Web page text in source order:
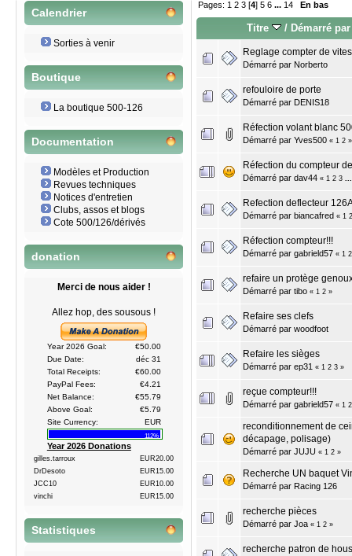
Calendrier
Sorties à venir
Boutique
La boutique 500-126
Documentation
Modèles et Production
Revues techniques
Notices d'entretien
Clubs, assos et blogs
Cote 500/126/dérivés
donation
Merci de nous aider !
Allez hop, des sousous !
Year 2026 Goal:
€50.00
Due Date:
déc 31
Total Receipts:
€60.00
PayPal Fees:
€4.21
Net Balance:
€55.79
Above Goal:
€5.79
Site Currency:
EUR
112%
Year 2026 Donations
gilles.tarroux
EUR20.00
DrDesoto
EUR15.00
JCC10
EUR10.00
vinchi
EUR15.00
Statistiques
Pages: 1 2 3 [4]5 6 ... 14 En bas
Titre / Démarré par
Reglage compter de
Démarré par Norberto
refouloire de porte
Démarré par DENIS18
Réfection volant blanc
Démarré par Yves500 « 1 2 »
Réfection du compteur
Démarré par dav44 « 1 2 3
Refection deflecteur
Démarré par biancafred « 1 2
Réfection compteur!!!
Démarré par gabrield57 « 1 2
refaire un protège
Démarré par tibo « 1 2 »
Refaire ses clefs
Démarré par woodfoot
Refaire les sièges
Démarré par ep31 « 1 2 3 »
reçue compteur!!!
Démarré par gabrield57 « 1 2
reconditionnement de
décapage, polisage)
Démarré par JUJU « 1 2 »
Recherche UN baquet
Démarré par Racing 126
recherche pièces
Démarré par Joa « 1 2 »
recherche patron de